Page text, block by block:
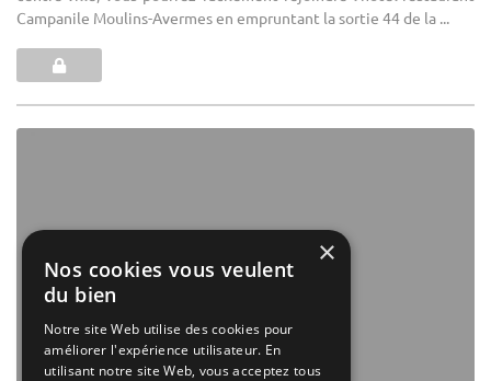
Campanile Moulins-Avermes en empruntant la sortie 44 de la ...
×
Nos cookies vous veulent
du bien
Notre site Web utilise des cookies pour
améliorer l'expérience utilisateur. En
utilisant notre site Web, vous acceptez tous